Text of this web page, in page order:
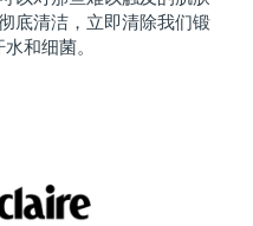
底清洁，立即清除我们锻
和细菌。